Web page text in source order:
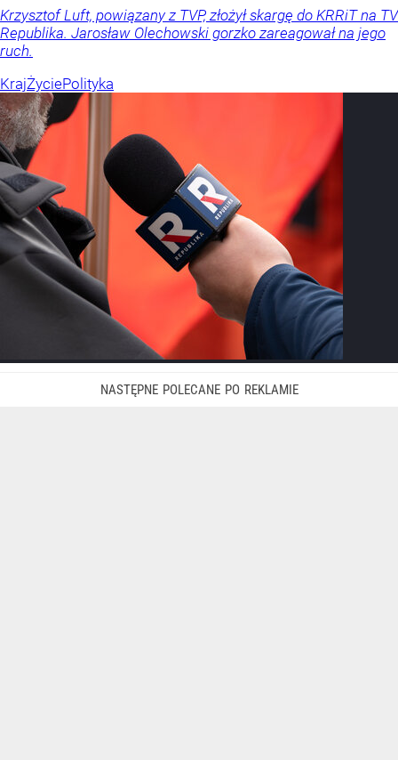
Krzysztof Luft, powiązany z TVP, złożył skargę do KRRiT na TV
Republika. Jarosław Olechowski gorzko zareagował na jego
ruch.
KrajŻyciePolityka